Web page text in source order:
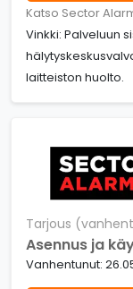
Katso Sector
Vinkki: Palveluun
laitteiston huolto.
Tarjous
Asennus ja
Vanhentunut: